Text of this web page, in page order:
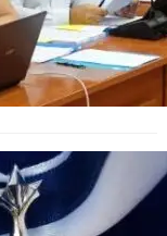
гражданин
Представяне на